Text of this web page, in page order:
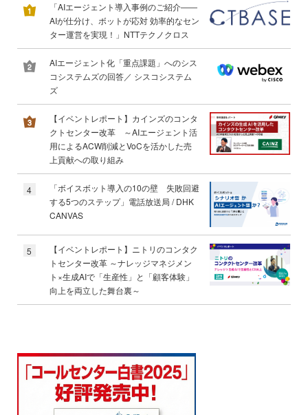
「AIエージェント導入事例のご紹介――
AIが仕分け、ボットが応対 効率的なセン
ター運営を実現！」NTTテクノクロス
AIエージェント化「重点課題」へのシス
コシステムズの回答／ シスコシステム
ズ
【イベントレポート】カインズのコンタ
クトセンター改革 ～AIエージェント活
用によるACW削減とVoCを活かした売
上貢献への取り組み
4
「ボイスボット導入の10の壁 失敗回避
する5つのステップ」電話放送局 / DHK
CANVAS
5
【イベントレポート】ニトリのコンタク
トセンター改革 ～ナレッジマネジメン
ト×生成AIで「生産性」と「顧客体験」
向上を両立した舞台裏～